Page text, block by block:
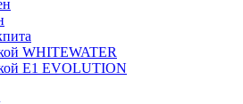
WHITEWATER
E1 EVOLUTION